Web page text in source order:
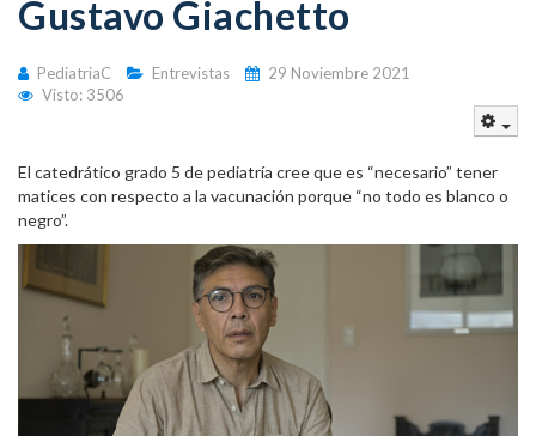
Gustavo Giachetto
PediatriaC Entrevistas
29 Noviembre 2021
Visto: 3506
El catedrático grado 5 de pediatría cree que es “necesario” tener
matices con respecto a la vacunación porque “no todo es blanco o
negro”.